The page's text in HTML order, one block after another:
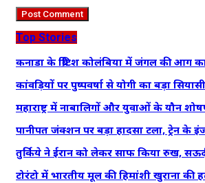
Top Stories
कनाडा के ब्रिटिश कोलंबिया में जंगल की आग
कांवड़ियों पर पुष्पवर्षा से योगी का बड़ा
महाराष्ट्र में नाबालिगों और युवाओं के यौन
पानीपत जंक्शन पर बड़ा हादसा टला, ट्रेन के
तुर्किये ने ईरान को लेकर साफ किया रुख,
टोरंटो में भारतीय मूल की हिमांशी खुराना की